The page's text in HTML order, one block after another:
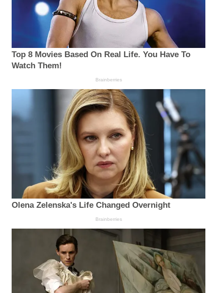
Top 8 Movies Based On Real Life. You Have To
Watch Them!
Brainberries
Olena Zelenska's Life Changed Overnight
Brainberries